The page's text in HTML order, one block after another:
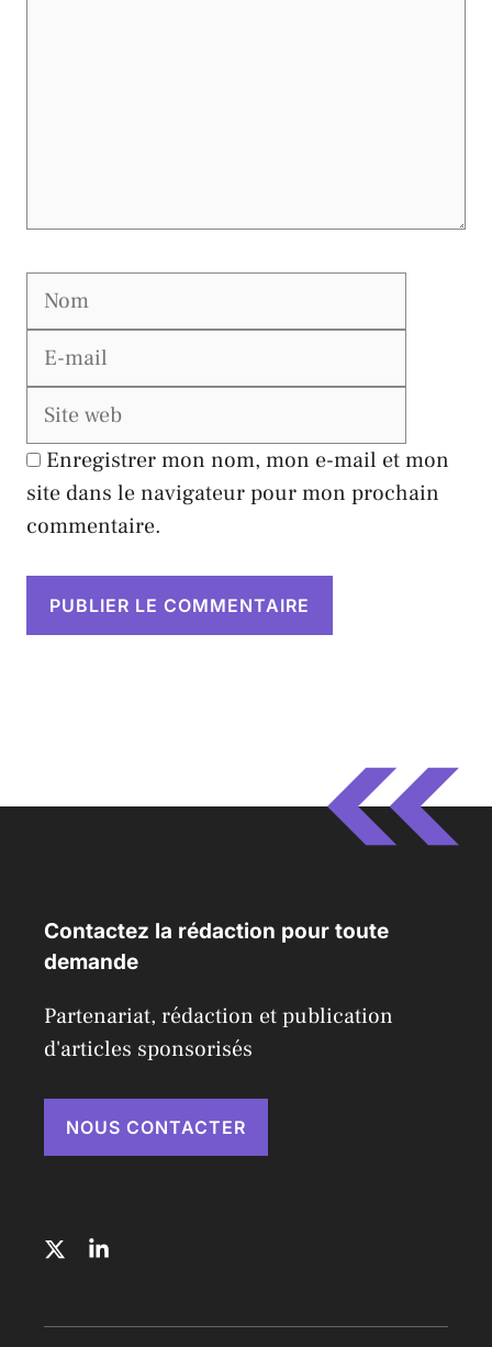
Nom
Enregistrer mon nom, mon e-mail et mon
site dans le navigateur pour mon prochain
commentaire.
Contactez la rédaction pour toute
demande
Partenariat, rédaction et publication
d'articles sponsorisés
NOUS CONTACTER